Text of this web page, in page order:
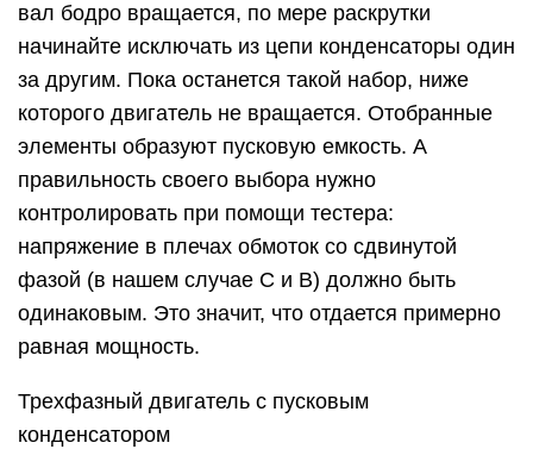
вал бодро вращается, по мере раскрутки
начинайте исключать из цепи конденсаторы один
за другим. Пока останется такой набор, ниже
которого двигатель не вращается. Отобранные
элементы образуют пусковую емкость. А
правильность своего выбора нужно
контролировать при помощи тестера:
напряжение в плечах обмоток со сдвинутой
фазой (в нашем случае С и В) должно быть
одинаковым. Это значит, что отдается примерно
равная мощность.
Трехфазный двигатель с пусковым
конденсатором